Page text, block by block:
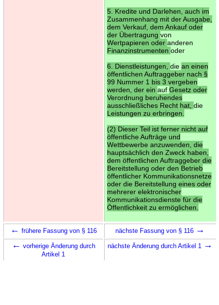
5. Kredite und Darlehen, auch im
Zusammenhang mit der Ausgabe,
dem Verkauf, dem Ankauf oder
der Übertragung von
Wertpapieren oder anderen
Finanzinstrumenten oder
6. Dienstleistungen, die an einen
öffentlichen Auftraggeber nach §
99 Nummer 1 bis 3 vergeben
werden, der ein auf Gesetz oder
Verordnung beruhendes
ausschließliches Recht hat, die
Leistungen zu erbringen.
(2) Dieser Teil ist ferner nicht auf
öffentliche Aufträge und
Wettbewerbe anzuwenden, die
hauptsächlich den Zweck haben,
dem öffentlichen Auftraggeber die
Bereitstellung oder den Betrieb
öffentlicher Kommunikationsnetze
oder die Bereitstellung eines oder
mehrerer elektronischer
Kommunikationsdienste für die
Öffentlichkeit zu ermöglichen.
← frühere Fassung von § 116 nächste Fassung von § 116 →
← vorherige Änderung durch
Artikel 1
nächste Änderung durch Artikel 1 →